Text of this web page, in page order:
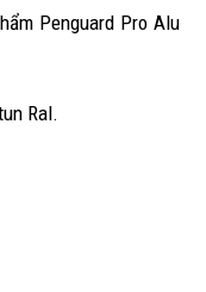
Penguard Pro Alu
Ral.